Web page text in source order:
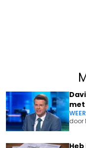
WEER
door